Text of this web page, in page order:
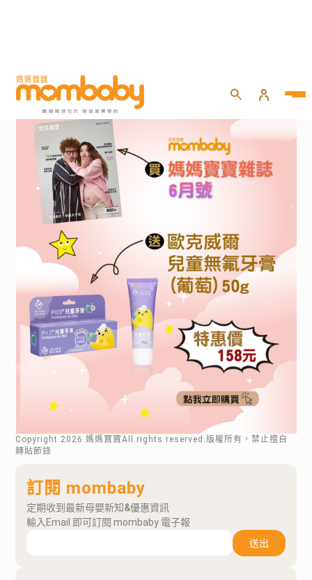
Copyright 2026 .媽媽寶寶All rights reserved.版權所有，禁止擅自
轉貼節錄
訂閱 mombaby
定期收到最新母嬰新知&優惠資訊
輸入Email 即可訂閱 mombaby 電子報
送出